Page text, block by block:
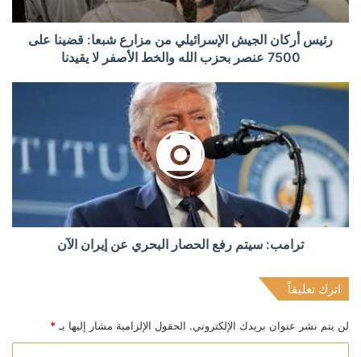
رئيس أركان الجيش الإسرائيلي من مزارع شبعا: قضينا على
7500 عنصر بحزب الله والخط الأصفر لا يقيدنا
‏ترامب: سيتم رفع الحصار البحري عن إيران الآن
اترك تعليقاً
لن يتم نشر عنوان بريدك الإلكتروني. الحقول الإلزامية مشار إليها بـ *